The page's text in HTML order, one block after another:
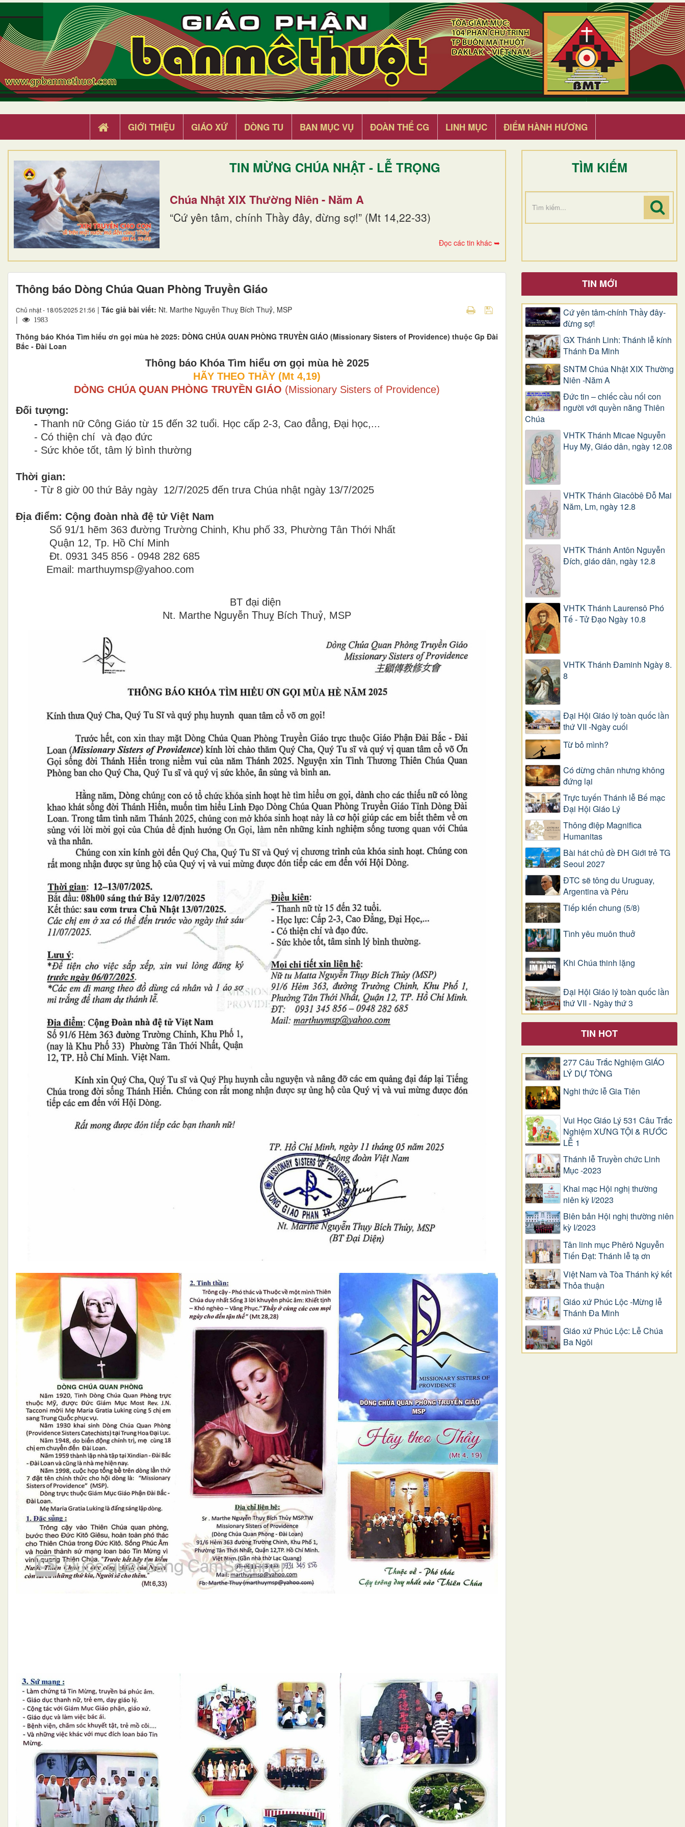
GIỚI THIỆU GIÁO XỨ DÒNG TU BAN MỤC VỤ ĐOÀN THỂ CG LINH MỤC ĐIỂM HÀNH HƯƠNG
TIN MỪNG CHÚA NHẬT - LỄ TRỌNG
Chúa Nhật XIX Thường Niên - Năm A
“Cứ yên tâm, chính Thầy đây, đừng sợ!” (Mt 14,22-33)
Đọc các tin khác ➥
TÌM KIẾM
Thông báo Dòng Chúa Quan Phòng Truyền Giáo
Chủ nhật - 18/05/2025 21:56 | Tác giả bài viết: Nt. Marthe Nguyễn Thuỵ Bích Thuỷ, MSP
|
1983
Thông báo Khóa Tìm hiểu ơn gọi mùa hè 2025: DÒNG CHÚA QUAN PHÒNG TRUYỀN GIÁO (Missionary Sisters of Providence) thuộc Gp Đài
Bắc - Đài Loan
Thông báo Khóa Tìm hiểu ơn gọi mùa hè 2025
HÃY THEO THẦY (Mt 4,19)
DÒNG CHÚA QUAN PHÒNG TRUYỀN GIÁO (Missionary Sisters of Providence)
Đối tượng:
- Thanh nữ Công Giáo từ 15 đến 32 tuổi. Học cấp 2-3, Cao đẳng, Đại học,...
- Có thiện chí và đạo đức
- Sức khỏe tốt, tâm lý bình thường
Thời gian:
- Từ 8 giờ 00 thứ Bảy ngày 12/7/2025 đến trưa Chúa nhật ngày 13/7/2025
Địa điểm: Cộng đoàn nhà đệ tử Việt Nam
Số 91/1 hẽm 363 đường Trường Chinh, Khu phố 33, Phường Tân Thới Nhất
Quận 12, Tp. Hồ Chí Minh
Đt. 0931 345 856 - 0948 282 685
Email: marthuymsp@yahoo.com
BT đại diện
Nt. Marthe Nguyễn Thuỵ Bích Thuỷ, MSP
TIN MỚI
Cứ yên tâm-chính Thầy đây-
đừng sợ!
GX Thánh Linh: Thánh lễ kính
Thánh Đa Minh
SNTM Chúa Nhật XIX Thường
Niên -Năm A
Đức tin – chiếc cầu nối con
người với quyền năng Thiên
Chúa
VHTK Thánh Micae Nguyễn
Huy Mỹ, Giáo dân, ngày 12.08
VHTK Thánh Giacôbê Ðỗ Mai
Năm, Lm, ngày 12.8
VHTK Thánh Antôn Nguyễn
Ðích, giáo dân, ngày 12.8
VHTK Thánh Laurensô Phó
Tế - Tử Đạo Ngày 10.8
VHTK Thánh Đaminh Ngày 8.
8
Đại Hội Giáo lý toàn quốc lần
thứ VII -Ngày cuối
Từ bỏ mình?
Có dừng chân nhưng không
đứng lại
Trực tuyến Thánh lễ Bế mạc
Đại Hội Giáo Lý
Thông điệp Magnifica
Humanitas
Bài hát chủ đề ĐH Giới trẻ TG
Seoul 2027
ĐTC sẽ tông du Uruguay,
Argentina và Pêru
Tiếp kiến chung (5/8)
Tình yêu muôn thuở
Khi Chúa thinh lặng
Đại Hội Giáo lý toàn quốc lần
thứ VII - Ngày thứ 3
TIN HOT
277 Câu Trắc Nghiệm GIÁO
LÝ DỰ TÒNG
Nghi thức lễ Gia Tiên
Vui Học Giáo Lý 531 Câu Trắc
Nghiệm XƯNG TỘI & RƯỚC
LỄ 1
Thánh lễ Truyền chức Linh
Mục -2023
Khai mạc Hội nghị thường
niên kỳ I/2023
Biên bản Hội nghị thường niên
kỳ I/2023
Tân linh mục Phêrô Nguyễn
Tiến Đạt: Thánh lễ tạ ơn
Việt Nam và Tòa Thánh ký kết
Thỏa thuận
Giáo xứ Phúc Lộc -Mừng lễ
Thánh Đa Minh
Giáo xứ Phúc Lộc: Lễ Chúa
Ba Ngôi